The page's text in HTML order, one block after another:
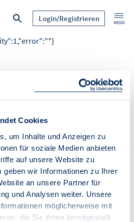
Cookies
um Inhalte und Anzeigen zu
für soziale Medien anbieten
auf unsere Website zu
geben wir Informationen zu Ihrer
an unsere Partner für
und Analysen weiter. Unsere
möglicherweise mit
die Sie ihnen bereitgestellt
Login/Registrieren